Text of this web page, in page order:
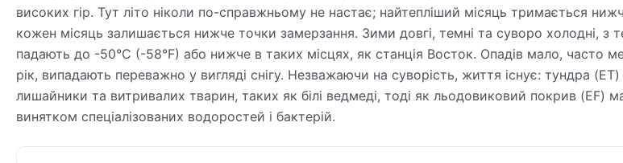
високих гір. Тут літо ніколи по-справжньому не настає; найтепліший місяць тримається
кожен місяць залишається нижче точки замерзання. Зими довгі, темні та суворо холодні, з
падають до -50°C (-58°F) або нижче в таких місцях, як станція Восток. Опадів мало, часто
рік, випадають переважно у вигляді снігу. Незважаючи на суворість, життя існує: тундра
лишайники та витривалих тварин, таких як білі ведмеді, тоді як льодовиковий покрив (EF)
винятком спеціалізованих водоростей і бактерій.